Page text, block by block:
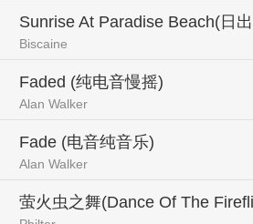
Sunrise At Paradise Beach(日
Biscaine
Faded (纯电音慢摇)
Alan Walker
Fade (电音纯音乐)
Alan Walker
萤火虫之舞(Dance Of The